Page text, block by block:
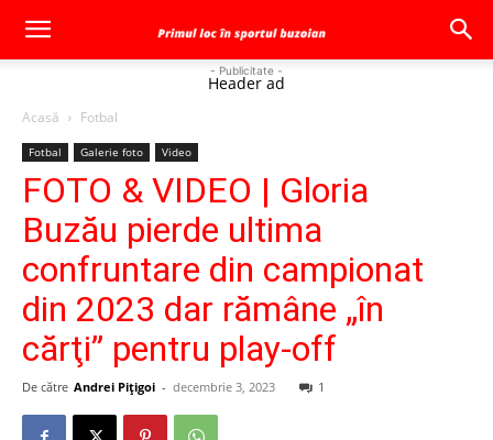
- Publicitate -
Header ad
Acasă Fotbal
Fotbal Galerie foto Video
FOTO & VIDEO | Gloria
Buzău pierde ultima
confruntare din campionat
din 2023 dar rămâne „în
cărţi” pentru play-off
De către Andrei Pițigoi - decembrie 3, 2023 1